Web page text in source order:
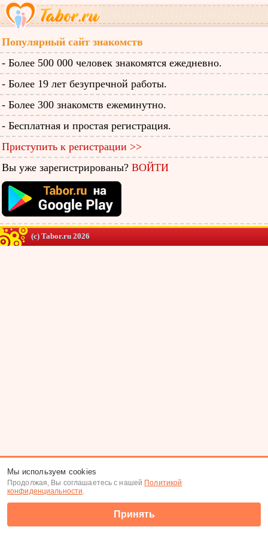
Популярный сайт знакомств
- Более 500 000 человек знакомятся ежедневно.
- Более 19 лет безупречной работы.
- Более 300 знакомств ежеминутно.
- Бесплатная и простая регистрация.
Приступить к регистрации >>
Вы уже зарегистрированы? ВОЙТИ
(c) Tabor.ru 2026
Мы используем cookies
Продолжая, Вы соглашаетесь с нашей Политикой
конфиденциальности.
Принять